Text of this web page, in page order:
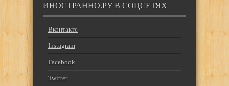
ИНОСТРАННО.РУ В СОЦСЕТЯХ
Вконтакте
Instagram
Facebook
Twitter